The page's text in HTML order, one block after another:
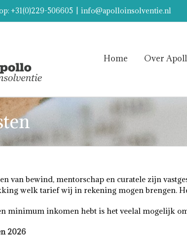
+31(0)229-506605 info@apolloinsolventie.nl
Home Over
van bewind, mentorschap en curatele zijn
welk tarief wij in rekening mogen brengen.
minimum inkomen hebt is het veelal mogelijk
2026